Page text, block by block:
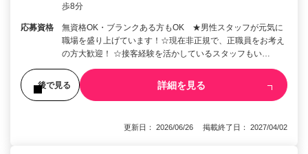
歩8分
応募資格
無資格OK・ブランクある方もOK ★男性スタッフが元気に
職場を盛り上げています！☆現在非正規で、正職員をお考え
の方大歓迎！ ☆接客経験を活かしているスタッフもい…
後で見る 詳細を見る
更新日： 2026/06/26 掲載終了日： 2027/04/02